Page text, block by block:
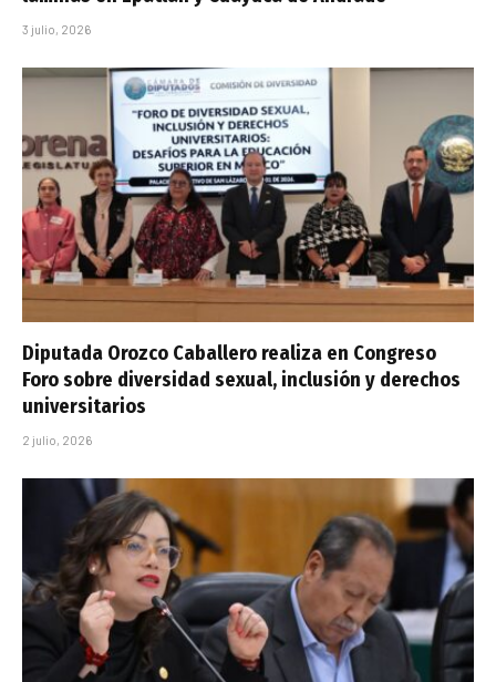
3 julio, 2026
Diputada Orozco Caballero realiza en Congreso
Foro sobre diversidad sexual, inclusión y derechos
universitarios
2 julio, 2026